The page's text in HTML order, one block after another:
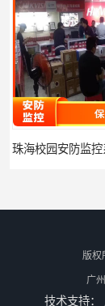
版权
广
技术支持：